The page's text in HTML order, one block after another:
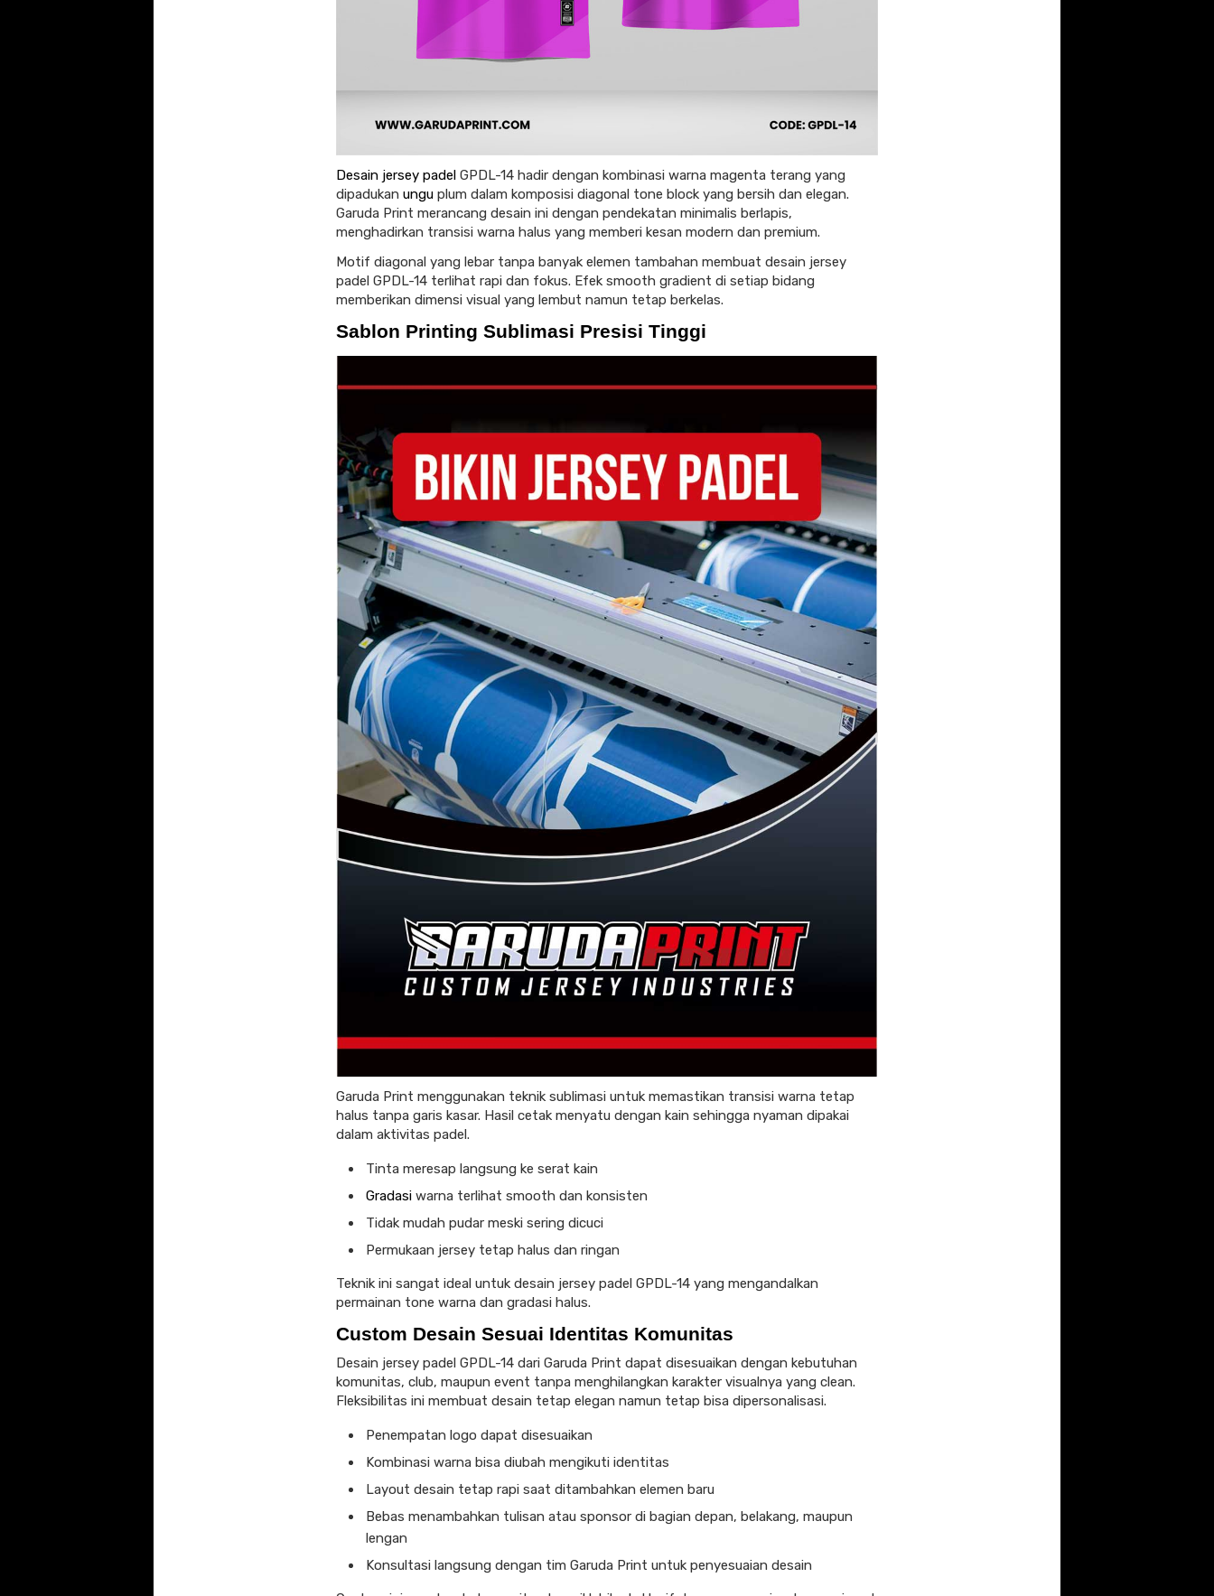
Desain jersey padel GPDL-14 hadir dengan kombinasi warna magenta terang yang
dipadukan ungu plum dalam komposisi diagonal tone block yang bersih dan elegan.
Garuda Print merancang desain ini dengan pendekatan minimalis berlapis,
menghadirkan transisi warna halus yang memberi kesan modern dan premium.
Motif diagonal yang lebar tanpa banyak elemen tambahan membuat desain jersey
padel GPDL-14 terlihat rapi dan fokus. Efek smooth gradient di setiap bidang
memberikan dimensi visual yang lembut namun tetap berkelas.
Sablon Printing Sublimasi Presisi Tinggi
Garuda Print menggunakan teknik sublimasi untuk memastikan transisi warna tetap
halus tanpa garis kasar. Hasil cetak menyatu dengan kain sehingga nyaman dipakai
dalam aktivitas padel.
Tinta meresap langsung ke serat kain
Gradasi warna terlihat smooth dan konsisten
Tidak mudah pudar meski sering dicuci
Permukaan jersey tetap halus dan ringan
Teknik ini sangat ideal untuk desain jersey padel GPDL-14 yang mengandalkan
permainan tone warna dan gradasi halus.
Custom Desain Sesuai Identitas Komunitas
Desain jersey padel GPDL-14 dari Garuda Print dapat disesuaikan dengan kebutuhan
komunitas, club, maupun event tanpa menghilangkan karakter visualnya yang clean.
Fleksibilitas ini membuat desain tetap elegan namun tetap bisa dipersonalisasi.
Penempatan logo dapat disesuaikan
Kombinasi warna bisa diubah mengikuti identitas
Layout desain tetap rapi saat ditambahkan elemen baru
Bebas menambahkan tulisan atau sponsor di bagian depan, belakang, maupun
lengan
Konsultasi langsung dengan tim Garuda Print untuk penyesuaian desain